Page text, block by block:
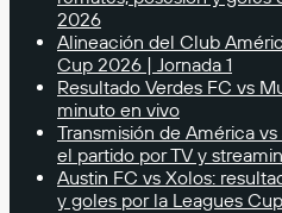
2026
Alineación del Club
Cup 2026 | Jornada 1
Resultado Verdes FC vs
minuto en vivo
Transmisión de América
el partido por TV y
Austin FC vs Xolos:
y goles por la Leagues Cup